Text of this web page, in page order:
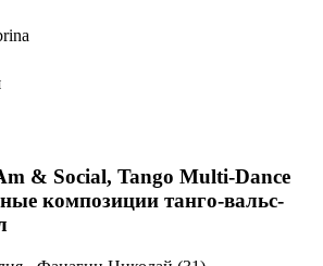
& Social, Tango Multi-Dance
композиции танго-вальс-